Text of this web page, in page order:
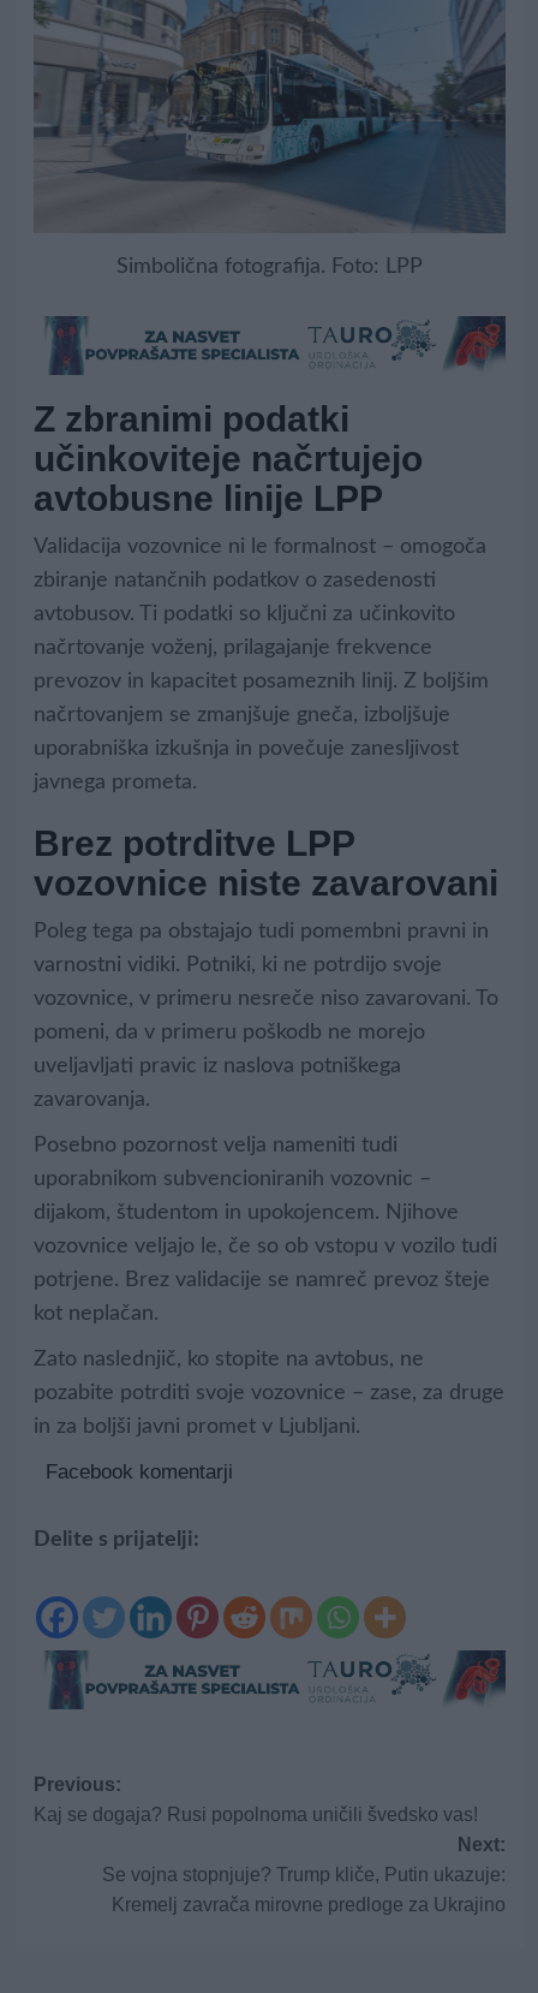
Simbolična fotografija. Foto: LPP
Z zbranimi podatki
učinkoviteje načrtujejo
avtobusne linije LPP
Validacija vozovnice ni le formalnost – omogoča
zbiranje natančnih podatkov o zasedenosti
avtobusov. Ti podatki so ključni za učinkovito
načrtovanje voženj, prilagajanje frekvence
prevozov in kapacitet posameznih linij. Z boljšim
načrtovanjem se zmanjšuje gneča, izboljšuje
uporabniška izkušnja in povečuje zanesljivost
javnega prometa.
Brez potrditve LPP
vozovnice niste zavarovani
Poleg tega pa obstajajo tudi pomembni pravni in
varnostni vidiki. Potniki, ki ne potrdijo svoje
vozovnice, v primeru nesreče niso zavarovani. To
pomeni, da v primeru poškodb ne morejo
uveljavljati pravic iz naslova potniškega
zavarovanja.
Posebno pozornost velja nameniti tudi
uporabnikom subvencioniranih vozovnic –
dijakom, študentom in upokojencem. Njihove
vozovnice veljajo le, če so ob vstopu v vozilo tudi
potrjene. Brez validacije se namreč prevoz šteje
kot neplačan.
Zato naslednjič, ko stopite na avtobus, ne
pozabite potrditi svoje vozovnice – zase, za druge
in za boljši javni promet v Ljubljani.
Facebook komentarji
Delite s prijatelji:
Post
navigation
Previous:
Kaj se dogaja? Rusi popolnoma uničili švedsko vas!
Next:
Se vojna stopnjuje? Trump kliče, Putin ukazuje:
Kremelj zavrača mirovne predloge za Ukrajino